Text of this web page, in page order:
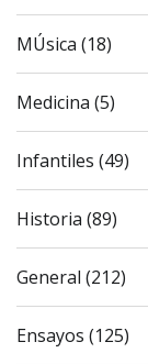
MÚsica (18)
Medicina (5)
Infantiles (49)
Historia (89)
General (212)
Ensayos (125)